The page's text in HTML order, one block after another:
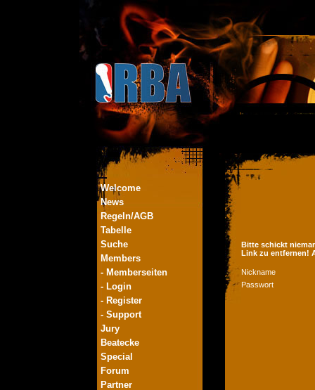
Welcome
News
Regeln/AGB
Tabelle
Suche
Members
- Memberseiten
- Login
- Register
- Support
Jury
Beatecke
Special
Forum
Partner
Bitte schickt
Link zu entfernen!
Nickname
Passwort